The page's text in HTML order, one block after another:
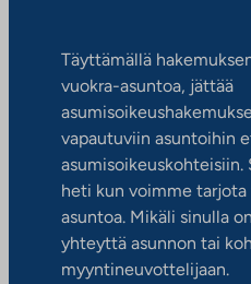
Täyttämällä
vuokra-asuntoa, jättää
vapautuviin asuntoihin
asumisoikeuskohteisiin.
heti kun voimme tarjota
asuntoa. Mikäli sinulla
yhteyttä asunnon tai
myyntineuvottelijaan.